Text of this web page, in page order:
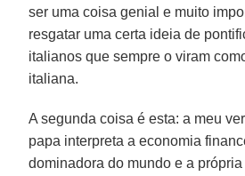
ser uma coisa genial e muito
resgatar uma certa ideia de
italianos que sempre o viram
italiana.
A segunda coisa é esta: a meu
papa interpreta a economia
dominadora do mundo e a